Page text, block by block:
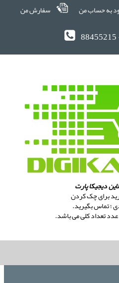
به حساب من سفارش من
88455215
دیجیکا پارت
برای چک کردن
؛ تماس بگیرید.